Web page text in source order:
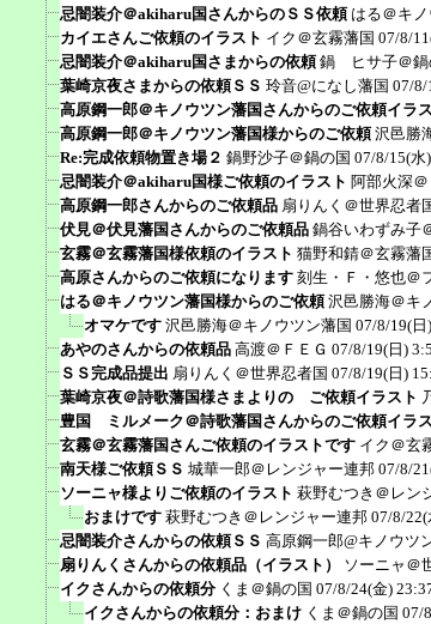
忌闇装介＠akiharu国さんからのＳＳ依頼 はる＠キ
カイエさんご依頼のイラスト イク＠玄霧藩国 07/8/
忌闇装介＠akiharu国さまからの依頼 鍋 ヒサ子＠鍋
葉崎京夜さまからの依頼ＳＳ 玲音@になし藩国 07/8/
高原鋼一郎＠キノウツン藩国さんからのご依頼イラ
高原鋼一郎＠キノウツン藩国様からのご依頼 沢邑勝
Re:完成依頼物置き場２ 鍋野沙子＠鍋の国 07/8/15(水
忌闇装介＠akiharu国様ご依頼のイラスト 阿部火深＠
高原鋼一郎さんからのご依頼品 扇りんく＠世界忍者
伏見＠伏見藩国さんからのご依頼品 鍋谷いわずみ子
玄霧＠玄霧藩国様依頼のイラスト 猫野和錆＠玄霧藩
高原さんからのご依頼になります 刻生・Ｆ・悠也＠
はる＠キノウツン藩国様からのご依頼 沢邑勝海＠キ
オマケです 沢邑勝海＠キノウツン藩国 07/8/19(日
あやのさんからの依頼品 高渡＠ＦＥＧ 07/8/19(日)
ＳＳ完成品提出 扇りんく＠世界忍者国 07/8/19(日)
葉崎京夜＠詩歌藩国様さまよりの ご依頼イラスト
豊国 ミルメーク＠詩歌藩国さんからのご依頼イラ
玄霧＠玄霧藩国さんご依頼のイラストです イク＠玄
南天様ご依頼ＳＳ 城華一郎＠レンジャー連邦 07/8/
ソーニャ様よりご依頼のイラスト 萩野むつき＠レン
おまけです 萩野むつき＠レンジャー連邦 07/8/22(
忌闇装介さんからの依頼ＳＳ 高原鋼一郎@キノウツ
扇りんくさんからの依頼品（イラスト）
ソーニャ＠
イクさんからの依頼分 くま＠鍋の国 07/8/24(金)
イクさんからの依頼分：おまけ くま＠鍋の国 07/